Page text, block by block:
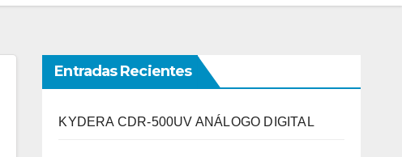
Entradas Recientes
KYDERA CDR-500UV ANÁLOGO DIGITAL